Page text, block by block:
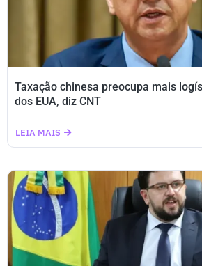
Taxação chinesa preocupa mais
dos EUA, diz CNT
LEIA MAIS